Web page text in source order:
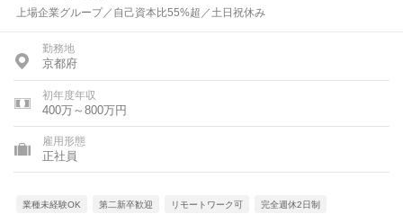
上場企業グループ／自己資本比55%超／土日祝休み
勤務地
京都府
初年度年収
400万～800万円
雇用形態
正社員
業種未経験OK 第二新卒歓迎 リモートワーク可 完全週休2日制